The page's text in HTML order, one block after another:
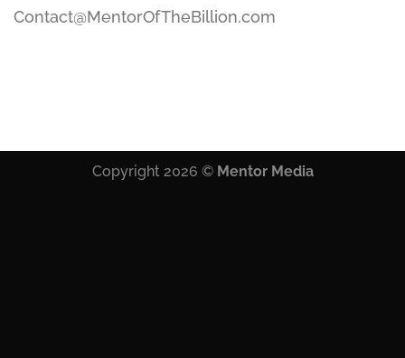
Contact@MentorOfTheBillion.com
Copyright 2026 © Mentor Media